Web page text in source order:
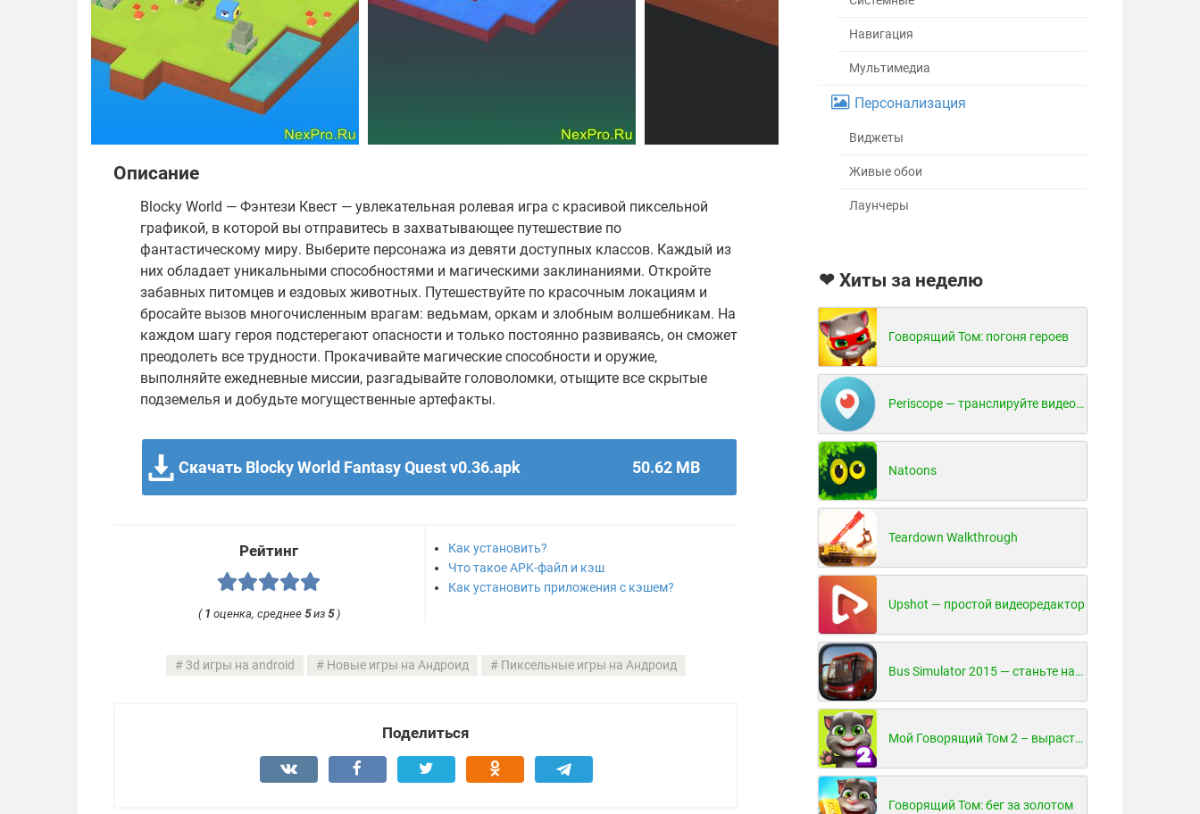
Описание
Blocky World — Фэнтези Квест — увлекательная ролевая игра с красивой пиксельной
графикой, в которой вы отправитесь в захватывающее путешествие по
фантастическому миру. Выберите персонажа из девяти доступных классов. Каждый из
них обладает уникальными способностями и магическими заклинаниями. Откройте
забавных питомцев и ездовых животных. Путешествуйте по красочным локациям и
бросайте вызов многочисленным врагам: ведьмам, оркам и злобным волшебникам. На
каждом шагу героя подстерегают опасности и только постоянно развиваясь, он сможет
преодолеть все трудности. Прокачивайте магические способности и оружие,
выполняйте ежедневные миссии, разгадывайте головоломки, отыщите все скрытые
подземелья и добудьте могущественные артефакты.
Скачать Blocky World Fantasy Quest v0.36.apk 50.62 MB
Рейтинг
( 1 оценка, среднее 5из 5)
Как установить?
Что такое APK-файл и кэш
Как установить приложения с кэшем?
3d игры на android Новые игры на Андроид Пиксельные игры на Андроид
Поделиться
Навигация
Мультимедиа
Персонализация
Виджеты
Живые обои
Лаунчеры
❤ Хиты за неделю
Говорящий Том: погоня героев
Periscope — транслируйте видео в реальном времени!
Natoons
Teardown Walkthrough
Upshot — простой видеоредактор
Bus Simulator 2015 — станьте настоящим водителем автобуса!
Мой Говорящий Том 2 – вырасти и воспитай своего котенка
Говорящий Том: бег за золотом